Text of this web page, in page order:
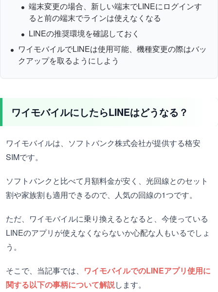
端末変更の場合、新しい端末でLINEにログインす
ると前の端末でラインは使えなくなる
LINEの推奨環境を確認しておく
ワイモバイルでLINEは使用可能、機種変更の際はバッ
クアップを取るようにしよう
ワイモバイルにしたらLINEはどうなる？
ワイモバイルは、ソフトバンク株式会社が提供する格安
SIMです。
ソフトバンクと比べて月額料金が安く、光回線とのセット
割や家族割も適用できるので、人気の回線の1つです。
ただ、ワイモバイルに乗り換えるとなると、今使っている
LINEのアプリが使えなくならないか心配な人もいるでしょ
う。
そこで、当記事では、 ワイモバイルでのLINEアプリ使用に
関する以下の事柄について解説します。